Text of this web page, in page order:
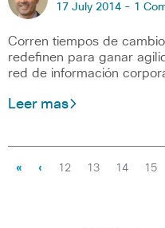
17 July 2014 - 1
Corren tiempos de
redefinen para ganar
red de información
Leer mas
« ‹ 12 13 14 15